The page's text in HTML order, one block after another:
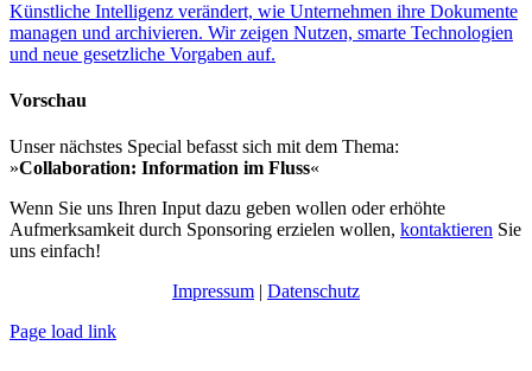
Künstliche Intelligenz verändert, wie Unternehmen ihre Dokumente
managen und archivieren. Wir zeigen Nutzen, smarte Technologien
und neue gesetzliche Vorgaben auf.
Vorschau
Unser nächstes Special befasst sich mit dem Thema:
»Collaboration: Information im Fluss«
Wenn Sie uns Ihren Input dazu geben wollen oder erhöhte
Aufmerksamkeit durch Sponsoring erzielen wollen, kontaktieren Sie
uns einfach!
Impressum | Datenschutz
Page load link